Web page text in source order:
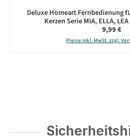
Deluxe Homeart Fernbedienung
Kerzen Serie MIA, ELLA,
Regulärer
9,99 €
Preise inkl. MwSt. zzgl.